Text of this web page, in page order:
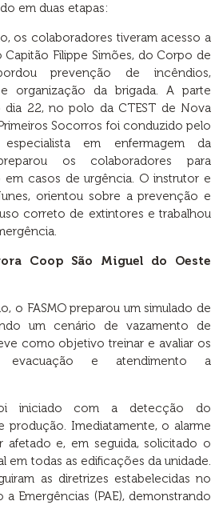
em duas etapas:
os colaboradores tiveram acesso a
Filippe Simões, do Corpo de
prevenção de incêndios,
organização da brigada. A parte
22, no polo da CTEST de Nova
Socorros foi conduzido pelo
em enfermagem da
os colaboradores para
casos de urgência. O instrutor e
orientou sobre a prevenção e
correto de extintores e trabalhou
Coop São Miguel do Oeste
o FASMO preparou um simulado de
um cenário de vazamento de
como objetivo treinar e avaliar os
evacuação e atendimento a
iniciado com a detecção do
produção. Imediatamente, o alarme
e, em seguida, solicitado o
em todas as edificações da unidade.
as diretrizes estabelecidas no
Emergências (PAE), demonstrando